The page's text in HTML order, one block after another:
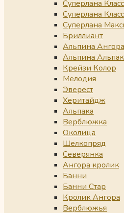
Суперлана
Суперлана
Суперлана
Бриллиант
Альпина
Альпина
Крейзи Колор
Мелодия
Эверест
Херитайдж
Альпака
Верблюжка
Околица
Шелкопряд
Северянка
Ангора кролик
Банни
Банни Стар
Кролик Ангора
Верблюжья